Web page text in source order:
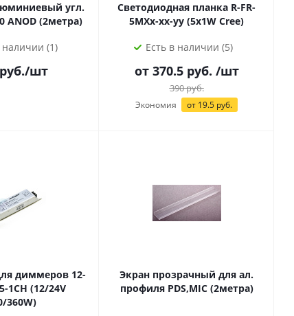
угл.
ANOD (2метра)
наличии (1)
/шт
Светодиодная планка R-FR-
5MXx-xx-yy (5х1W Cree)
Есть в наличии (5)
от 370.5 руб. /шт
390руб.
Экономия от 19.5 руб.
диммеров 12-
360W)
Экран прозрачный для ал.
профиля PDS,MIC (2метра)